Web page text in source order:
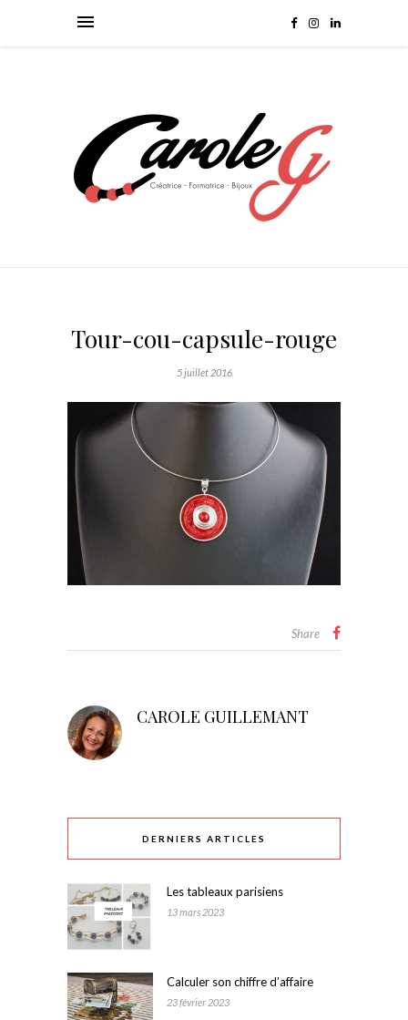
Tour-cou-capsule-rouge
5 juillet 2016
Share
CAROLE GUILLEMANT
DERNIERS ARTICLES
Les tableaux parisiens
13 mars 2023
Calculer son chiffre d’affaire
23 février 2023